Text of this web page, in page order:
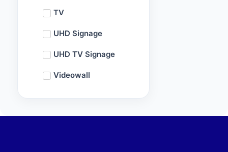
TV
UHD Signage
UHD TV Signage
Videowall